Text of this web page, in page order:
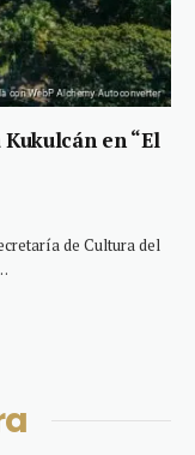
en “El
de Cultura del